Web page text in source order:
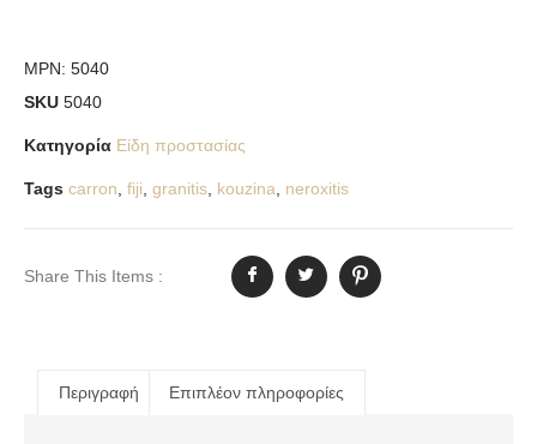
MPN: 5040
SKU 5040
Κατηγορία Είδη προστασίας
Tags carron fiji granitis kouzina neroxitis
Share This Items :
Περιγραφή Επιπλέον πληροφορίες